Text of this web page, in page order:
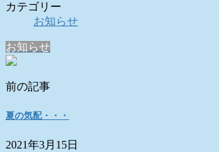
カテゴリー
お知らせ
お知らせ
前の記事
夏の気配・・・
2021年3月15日